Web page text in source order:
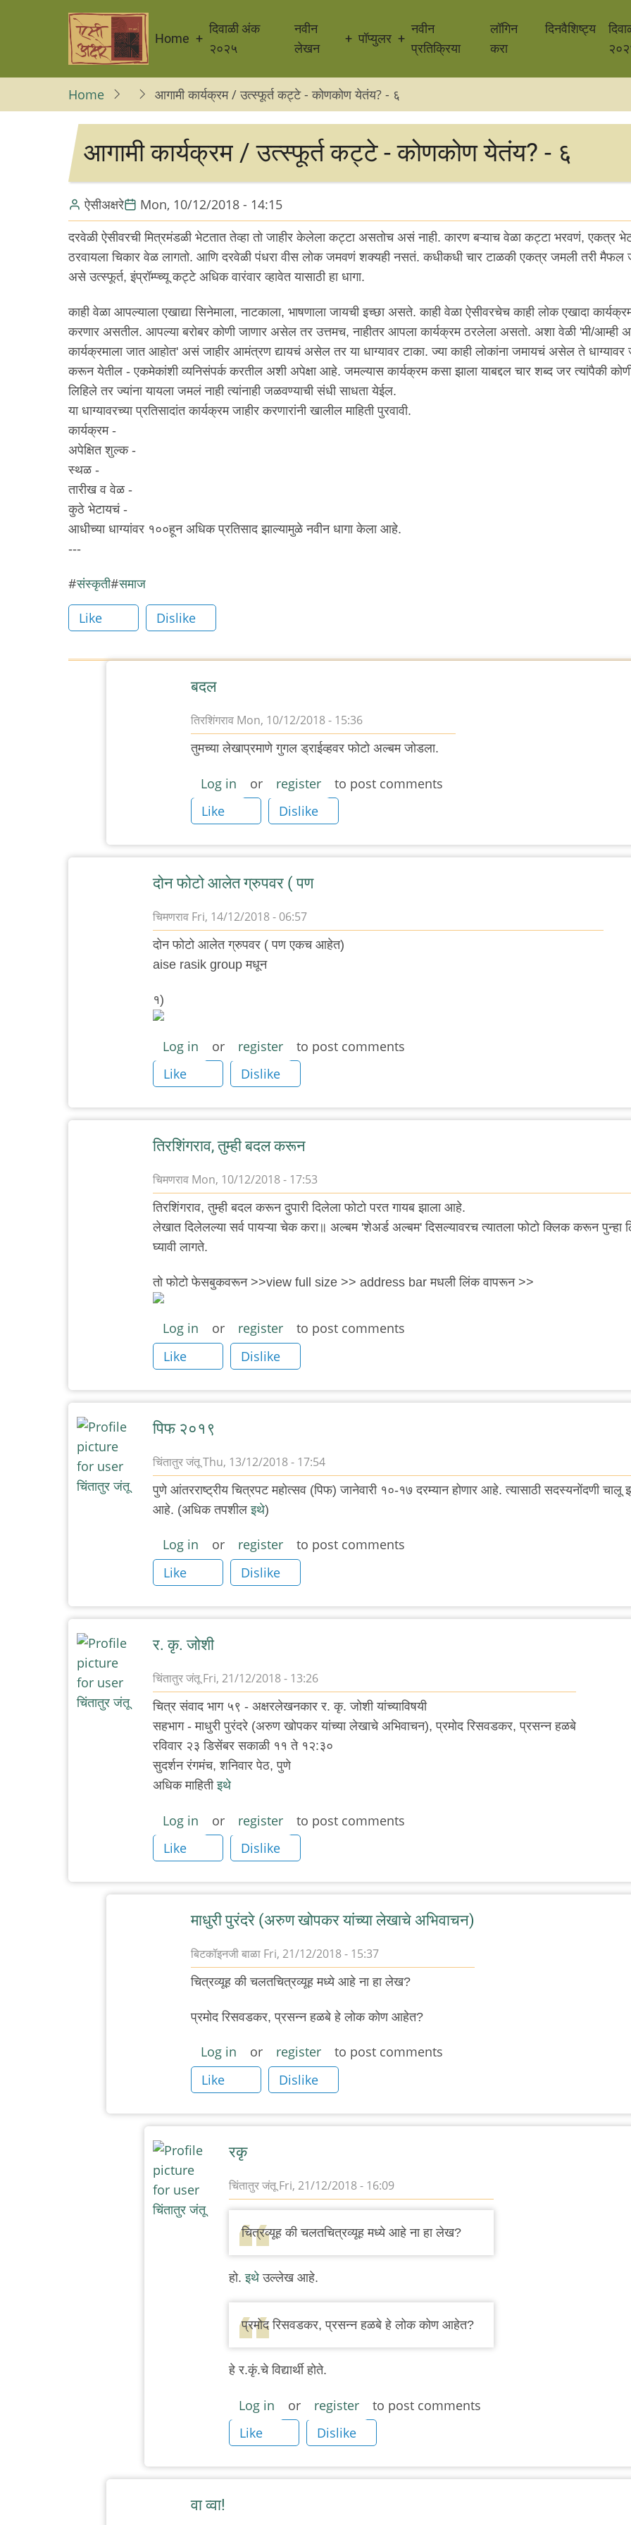
navigation
Home
दिवाळी अंक
२०२५
नवीन
लेखन
पॉप्युलर
नवीन
प्रतिक्रिया
लॉगिन
करा
दिनवैशिष्ट्य
Home आगामी कार्यक्रम / उत्स्फूर्त कट्टे - कोणकोण येतंय? - ६
आगामी कार्यक्रम / उत्स्फूर्त कट्टे - कोणकोण येतंय? - ६
ऐसीअक्षरे Mon, 10/12/2018 - 14:15
दरवेळी ऐसीवरची मित्रमंडळी भेटतात तेव्हा तो जाहीर केलेला कट्टा असतोच असं नाही. कारण बऱ्याच वेळा कट्टा भरवणं, एकत्र
ठरवायला चिकार वेळ लागतो. आणि दरवेळी पंधरा वीस लोक जमवणं शक्यही नसतं. कधीकधी चार टाळकी एकत्र जमली तरी
असे उत्स्फूर्त, इंप्रॉम्प्च्यू कट्टे अधिक वारंवार व्हावेत यासाठी हा धागा.
काही वेळा आपल्याला एखाद्या सिनेमाला, नाटकाला, भाषणाला जायची इच्छा असते. काही वेळा ऐसीवरचेच काही लोक एखादा
करणार असतील. आपल्या बरोबर कोणी जाणार असेल तर उत्तमच, नाहीतर आपला कार्यक्रम ठरलेला असतो. अशा वेळी 'मी/
कार्यक्रमाला जात आहोत' असं जाहीर आमंत्रण द्यायचं असेल तर या धाग्यावर टाका. ज्या काही लोकांना जमायचं असेल ते धाग्यावर
करून येतील - एकमेकांशी व्यनिसंपर्क करतील अशी अपेक्षा आहे. जमल्यास कार्यक्रम कसा झाला याबद्दल चार शब्द जर त्यांपैकी
लिहिले तर ज्यांना यायला जमलं नाही त्यांनाही जळवण्याची संधी साधता येईल.
या धाग्यावरच्या प्रतिसादांत कार्यक्रम जाहीर करणारांनी खालील माहिती पुरवावी.
कार्यक्रम -
अपेक्षित शुल्क -
स्थळ -
तारीख व वेळ -
कुठे भेटायचं -
आधीच्या धाग्यांवर १००हून अधिक प्रतिसाद झाल्यामुळे नवीन धागा केला आहे.
---
संस्कृती समाज
Like Dislike
बदल
तिरशिंगराव Mon, 10/12/2018 - 15:36
reply
आता
दिसतोय
काय
केला
by
चिमणराव
तुमच्या लेखाप्रमाणे गुगल ड्राईव्हवर फोटो अल्बम जोडला.
Log in or register
to post comments
Like
Dislike
दोन फोटो आलेत ग्रुपवर ( पण
चिमणराव Fri, 14/12/2018 - 06:57
दोन फोटो आलेत ग्रुपवर ( पण एकच आहेत)
aise rasik group मधून
१)
Log in or register
to post comments
Like
Dislike
तिरशिंगराव, तुम्ही बदल करून
चिमणराव Mon, 10/12/2018 - 17:53
तिरशिंगराव, तुम्ही बदल करून दुपारी दिलेला फोटो परत गायब झाला आहे.
लेखात दिलेलल्या सर्व पायऱ्या चेक करा॥ अल्बम 'शेअर्ड अल्बम' दिसल्यावरच त्यातला फोटो क्लिक करून पुन्हा
घ्यावी लागते.
तो फोटो फेसबुकवरून >>view full size >> address bar मधली लिंक वापरून >>
Log in or register
to post comments
Like
Dislike
पिफ २०१९
चिंतातुर जंतूThu, 13/12/2018 - 17:54
पुणे आंतरराष्ट्रीय चित्रपट महोत्सव (पिफ) जानेवारी १०-१७ दरम्यान होणार आहे. त्यासाठी सदस्यनोंदणी चालू
आहे. (अधिक तपशीलइथे)
Log in or register
to post comments
Like
Dislike
र. कृ. जोशी
चिंतातुर जंतूFri, 21/12/2018 - 13:26
चित्र संवाद भाग ५९ - अक्षरलेखनकार र. कृ. जोशी यांच्याविषयी
सहभाग - माधुरी पुरंदरे (अरुण खोपकर यांच्या लेखाचे अभिवाचन), प्रमोद रिसवडकर, प्रसन्न हळबे
रविवार २३ डिसेंबर सकाळी ११ ते १२:३०
सुदर्शन रंगमंच, शनिवार पेठ, पुणे
अधिक माहितीइथे
Log in or register
to post comments
Like
Dislike
माधुरी पुरंदरे (अरुण खोपकर यांच्या लेखाचे अभिवाचन)
बिटकॉइनजी बाळा Fri, 21/12/2018 - 15:37
In
reply
to
कृ.
जोशी
by
चिंतातुर
जंतू
चित्रव्यूह की चलतचित्रव्यूह मध्ये आहे ना हा लेख?
प्रमोद रिसवडकर, प्रसन्न हळबे हे लोक कोण आहेत?
Log in or register
to post comments
Like
Dislike
रकृ
चिंतातुर जंतूFri, 21/12/2018 - 16:09
In
reply
पुरंदरे
(अरुण
खोपकर
यांच्या
लेखाचे
अभिवाचन)
by
बिटकॉइनजी
बाळा
चित्रव्यूह की चलतचित्रव्यूह मध्ये आहे ना हा लेख?
हो.इथे उल्लेख आहे.
प्रमोद रिसवडकर, प्रसन्न हळबे हे लोक कोण आहेत?
हे र.कृं.चे विद्यार्थी होते.
Log in or register
to post comments
Like
Dislike
वा व्वा!